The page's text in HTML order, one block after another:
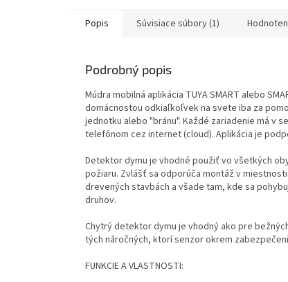
Popis Súvisiace súbory (1)
Podrobný popis
Múdra mobilná aplikácia TUYA SMART alebo
domácnostou odkiaľkoľvek na svete iba za
jednotku alebo "bránu". Každé zariadenie má v
telefónom cez internet (cloud). Aplikácia je
Detektor dymu je vhodné použiť vo všetkých
požiaru. Zvlášť sa odporúča montáž v
drevených stavbách a všade tam, kde sa
druhov.
Chytrý detektor dymu je vhodný ako pre
tých náročných, ktorí senzor okrem
FUNKCIE A VLASTNOSTI: